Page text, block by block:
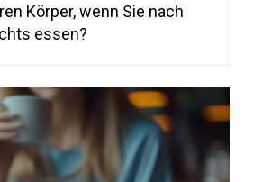
Körper, wenn Sie nach
essen?